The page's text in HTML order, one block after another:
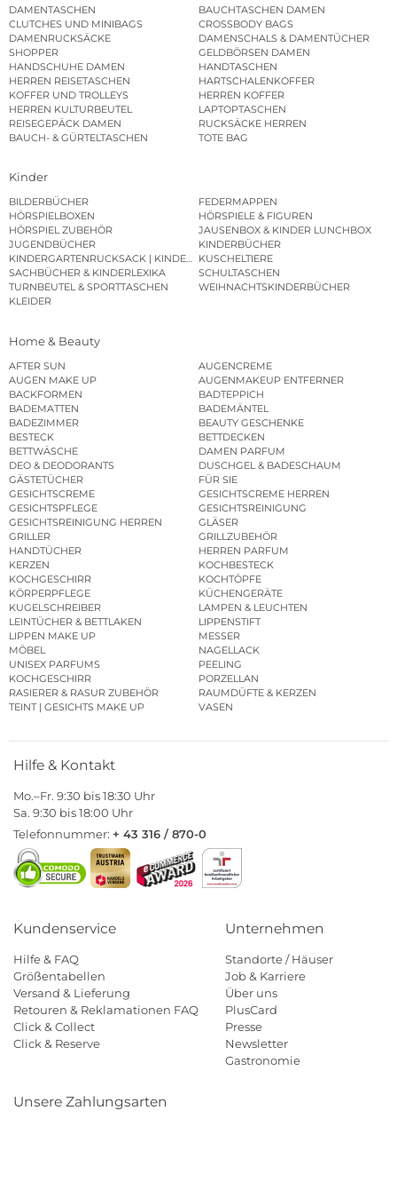
DAMENTASCHEN
BAUCHTASCHEN DAMEN
CLUTCHES UND MINIBAGS
CROSSBODY BAGS
DAMENRUCKSÄCKE
DAMENSCHALS & DAMENTÜCHER
SHOPPER
GELDBÖRSEN DAMEN
HANDSCHUHE DAMEN
HANDTASCHEN
HERREN REISETASCHEN
HARTSCHALENKOFFER
KOFFER UND TROLLEYS
HERREN KOFFER
HERREN KULTURBEUTEL
LAPTOPTASCHEN
REISEGEPÄCK DAMEN
RUCKSÄCKE HERREN
BAUCH- & GÜRTELTASCHEN
TOTE BAG
Kinder
BILDERBÜCHER
FEDERMAPPEN
HÖRSPIELBOXEN
HÖRSPIELE & FIGUREN
HÖRSPIEL ZUBEHÖR
JAUSENBOX & KINDER LUNCHBOX
JUGENDBÜCHER
KINDERBÜCHER
KINDERGARTENRUCKSACK | KINDERGARTENBEUTEL
KUSCHELTIERE
SACHBÜCHER & KINDERLEXIKA
SCHULTASCHEN
TURNBEUTEL & SPORTTASCHEN
WEIHNACHTSKINDERBÜCHER
KLEIDER
Home & Beauty
AFTER SUN
AUGENCREME
AUGEN MAKE UP
AUGENMAKEUP ENTFERNER
BACKFORMEN
BADTEPPICH
BADEMATTEN
BADEMÄNTEL
BADEZIMMER
BEAUTY GESCHENKE
BESTECK
BETTDECKEN
BETTWÄSCHE
DAMEN PARFUM
DEO & DEODORANTS
DUSCHGEL & BADESCHAUM
GÄSTETÜCHER
FÜR SIE
GESICHTSCREME
GESICHTSCREME HERREN
GESICHTSPFLEGE
GESICHTSREINIGUNG
GESICHTSREINIGUNG HERREN
GLÄSER
GRILLER
GRILLZUBEHÖR
HANDTÜCHER
HERREN PARFUM
KERZEN
KOCHBESTECK
KOCHGESCHIRR
KOCHTÖPFE
KÖRPERPFLEGE
KÜCHENGERÄTE
KUGELSCHREIBER
LAMPEN & LEUCHTEN
LEINTÜCHER & BETTLAKEN
LIPPENSTIFT
LIPPEN MAKE UP
MESSER
MÖBEL
NAGELLACK
UNISEX PARFUMS
PEELING
KOCHGESCHIRR
PORZELLAN
RASIERER & RASUR ZUBEHÖR
RAUMDÜFTE & KERZEN
TEINT | GESICHTS MAKE UP
VASEN
Hilfe & Kontakt
Mo.–Fr. 9:30 bis 18:30 Uhr
Sa. 9:30 bis 18:00 Uhr
Telefonnummer: + 43 316 / 870-0
Kundenservice
Hilfe & FAQ
Größentabellen
Versand & Lieferung
Retouren & Reklamationen FAQ
Click & Collect
Click & Reserve
Unternehmen
Standorte / Häuser
Job & Karriere
Über uns
PlusCard
Presse
Newsletter
Gastronomie
Unsere Zahlungsarten